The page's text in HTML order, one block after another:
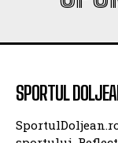
SPORTUL
sportului.
județul, cu